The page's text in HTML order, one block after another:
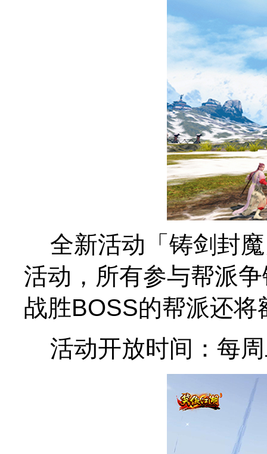
全新活动「铸剑封魔
活动，所有参与帮派
战胜BOSS的帮派还
活动开放时间：每